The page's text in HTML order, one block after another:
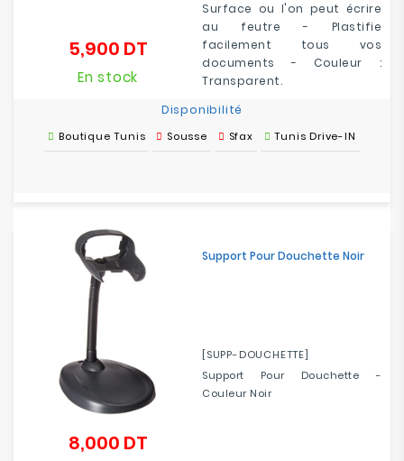
Surface ou l'on peut écrire
au feutre - Plastifie
facilement tous vos
documents - Couleur :
Transparent.
5,900 DTPrix
En stock
Disponibilité
Boutique Tunis Sousse Sfax Tunis Drive-IN
Support Pour Douchette Noir
[SUPP-DOUCHETTE]
Support Pour Douchette -
Couleur Noir
8,000 DTPrix